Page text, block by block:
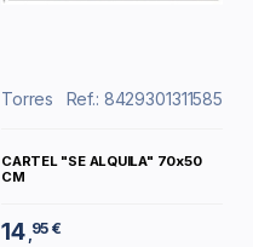
Torres Ref.: 8429301311585
CARTEL "SE ALQUILA" 70x50
CM
14 95 €